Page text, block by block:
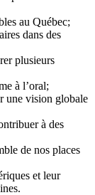
au Québec;
dans des
plusieurs
à l’oral;
une vision globale
à des
de nos places
et leur